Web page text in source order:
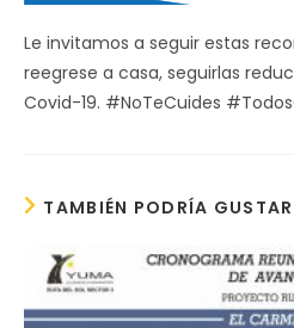
Le invitamos a seguir estas
reegrese a casa, seguirlas
Covid-19. #NoTeCuides
TAMBIÉN PODRÍA